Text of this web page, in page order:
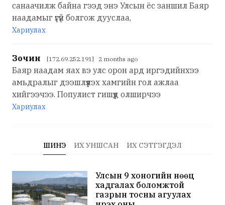
санаачилж байна гээд энэ Улсын ёс заншил Баяр
наадамыг үгүй болгож дууслаа,
Хариулах
Зочин [172.69.252.191] 2 months ago
Баяр наадам яах вэ улс орон ард иргэдийнхээ
амьдралыг дээшлүүлэх хамгийн гол ажлаа
хийгээчээ. Популист гишүүд олширчээ
Хариулах
ШИНЭ ИХ УНШСАН ИХ СЭТГЭГДЭЛ
Улсын 9 хоногийн нөөц
хадгалах боломжтой
газрын тосны агуулах